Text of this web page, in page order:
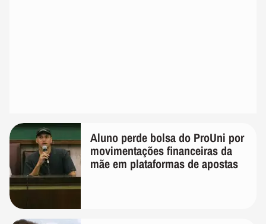
Aluno perde bolsa do ProUni por
movimentações financeiras da
mãe em plataformas de apostas